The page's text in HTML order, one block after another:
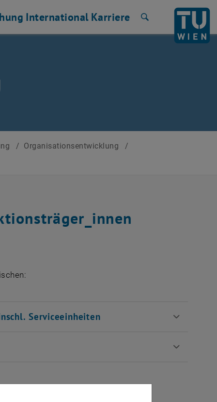
International Karriere
/ Organisationsentwicklung
/
Serviceeinheiten